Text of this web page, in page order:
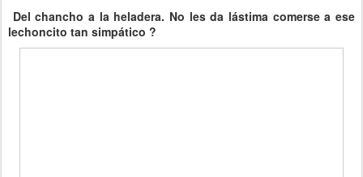
Del chancho a la heladera. No les da lástima comerse a ese
lechoncito tan simpático ?